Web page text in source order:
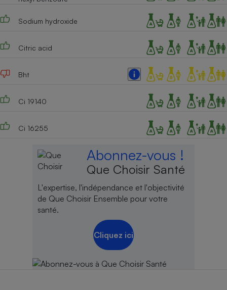
Sodium hydroxide
Citric acid
Bht
Ci 19140
Ci 16255
Abonnez-vous !
Que Choisir Santé
L'expertise, l'indépendance et l'objectivité
de Que Choisir Ensemble pour votre
santé.
Cliquez ici